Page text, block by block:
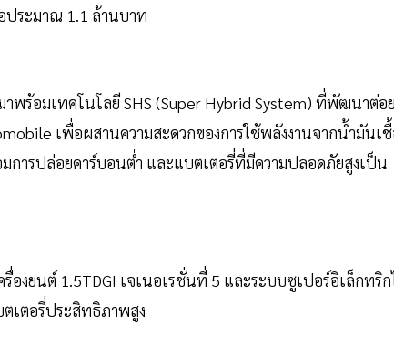
ประมาณ 1.1 ล้านบาท
าพร้อมเทคโนโลยี SHS (Super Hybrid System) ที่พัฒนาต่อ
เพื่อผสานความสะดวกของการใช้พลังงานจากน้ำมันเ
ารปล่อยคาร์บอนต่ำ และแบตเตอรี่ที่มีความปลอดภัยสูงเป็น
งยนต์ 1.5TDGI เจเนอเรชั่นที่ 5 และระบบซูเปอร์อิเล็กทริก
เตอรี่ประสิทธิภาพสูง